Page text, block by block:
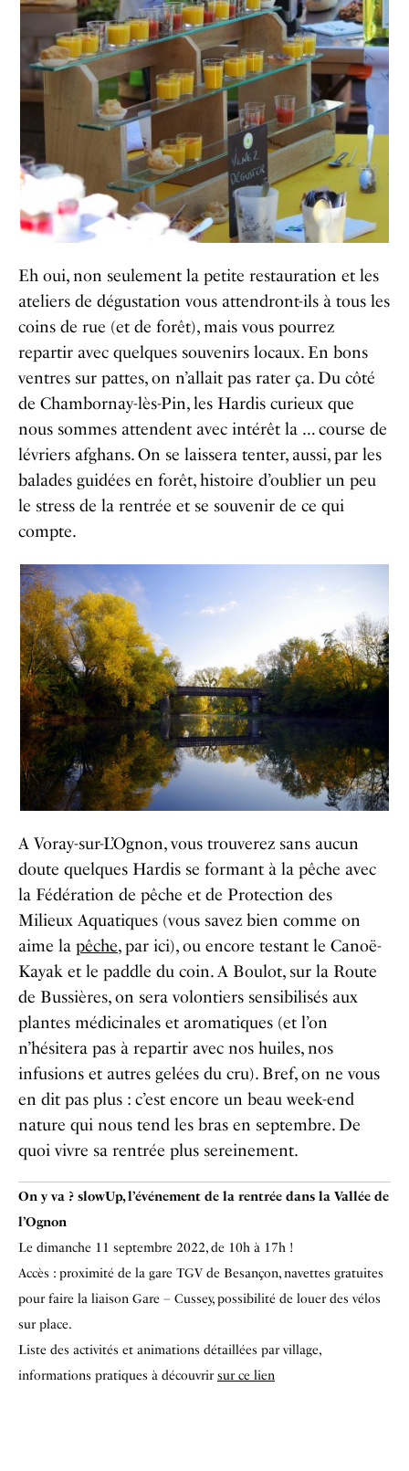
Eh oui, non seulement la petite restauration et les
ateliers de dégustation vous attendront-ils à tous les
coins de rue (et de forêt), mais vous pourrez
repartir avec quelques souvenirs locaux. En bons
ventres sur pattes, on n’allait pas rater ça. Du côté
de Chambornay-lès-Pin, les Hardis curieux que
nous sommes attendent avec intérêt la … course de
lévriers afghans. On se laissera tenter, aussi, par les
balades guidées en forêt, histoire d’oublier un peu
le stress de la rentrée et se souvenir de ce qui
compte.
A Voray-sur-L’Ognon, vous trouverez sans aucun
doute quelques Hardis se formant à la pêche avec
la Fédération de pêche et de Protection des
Milieux Aquatiques (vous savez bien comme on
aime la pêche, par ici), ou encore testant le Canoë-
Kayak et le paddle du coin. A Boulot, sur la Route
de Bussières, on sera volontiers sensibilisés aux
plantes médicinales et aromatiques (et l’on
n’hésitera pas à repartir avec nos huiles, nos
infusions et autres gelées du cru). Bref, on ne vous
en dit pas plus : c’est encore un beau week-end
nature qui nous tend les bras en septembre. De
quoi vivre sa rentrée plus sereinement.
On y va ? slowUp, l’événement de la rentrée dans la Vallée de
l’Ognon
Le dimanche 11 septembre 2022, de 10h à 17h !
Accès : proximité de la gare TGV de Besançon, navettes gratuites
pour faire la liaison Gare – Cussey, possibilité de louer des vélos
sur place.
Liste des activités et animations détaillées par village,
informations pratiques à découvrirsur ce lien